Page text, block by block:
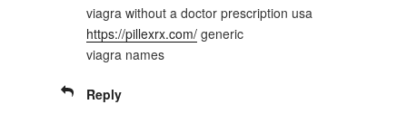
viagra without a doctor prescription usa
https://pillexrx.com/ generic
viagra names
Reply